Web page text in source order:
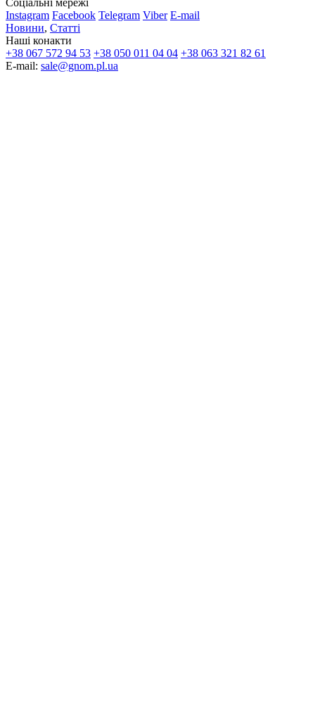
Instagram Facebook Telegram Viber E-mail
Новини, Статті
Наші конакти
+38 067 572 94 53 +38 050 011 04 04 +38 063 321 82 61
E-mail: sale@gnom.pl.ua